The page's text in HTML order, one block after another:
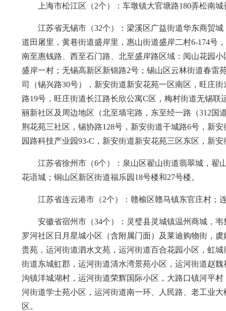
上海市松江区（2个）：车墩镇大官塘路180弄松南
江苏省无锡市（32个）：梁溪区广益街道华东商贸
道田屠里，黄巷街道盛岸里，惠山街道盛岸二村6-174号
南至惠钱路、西至石门路、北至盛岸路区域：阅山花园
盛岸一村；无锡高新区新锦路2号；锡山区云林街道春
司（锡兴路30号），新安街道新安花苑一区南区，旺庄
路19号，旺庄街道长江路长欣公寓C区，梅村街道无锡
丽新社区及周边地区（北至墙宅路，东至经一路（312
荆花苑三社区，锡协路128号，新安街道干城路6号，新
园路科技产业园93-C，新安街道新安花苑三区东区，新
江苏省徐州市（6个）：泉山区翟山街道翡翠城，翟
花语城；铜山区新区街道福乐园18号楼和27号楼。
江苏省连云港市（2个）：赣榆区赣马镇东官庄村；
安徽省宿州市（34个）：灵璧县灵城镇温州商城，
罗河社区日月星城小区（含附属门面）及莱迪购物街，
贵苑，运河街道泗水文苑，运河街道百合花园小区，虹
街道东城虹郡，运河街道清水湾景苑小区，运河街道赵
沟镇洋城湖村，运河街道荣辉国际小区，大路口镇河平
河街道学士苑小区，运河街道南一环、人民路、老工业
区。